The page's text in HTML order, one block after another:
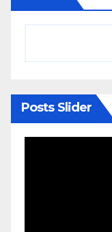
Posts Slider